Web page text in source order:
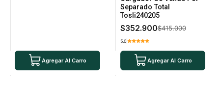
Agregar Al Carro
Separado Total
Tosli240205
$352.900$415.000
5.0
Agregar Al Carro